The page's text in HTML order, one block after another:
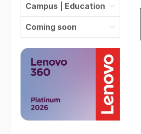
Campus | Education
Coming soon